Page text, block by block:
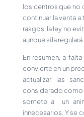
los centros que no
continuar la venta
rasgos, la ley no
aunque sí la regulará.
En resumen, a
convierte en un
actualizar las
considerado como
somete a un
innecesarios. Y se